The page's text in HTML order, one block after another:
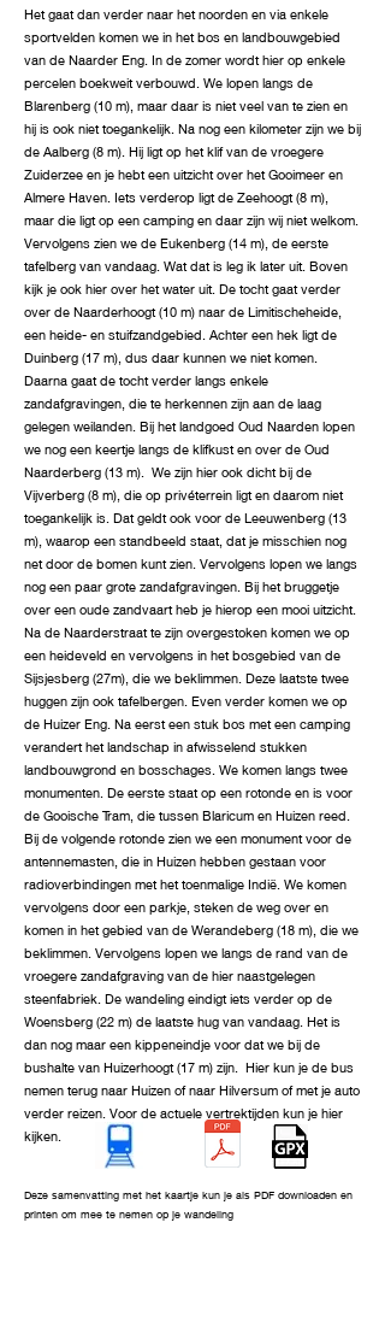
Het gaat dan verder naar het noorden en via enkele
sportvelden komen we in het bos en landbouwgebied
van de Naarder Eng. In de zomer wordt hier op enkele
percelen boekweit verbouwd. We lopen langs de
Blarenberg (10 m), maar daar is niet veel van te zien en
hij is ook niet toegankelijk. Na nog een kilometer zijn we bij
de Aalberg (8 m). Hij ligt op het klif van de vroegere
Zuiderzee en je hebt een uitzicht over het Gooimeer en
Almere Haven. Iets verderop ligt de Zeehoogt (8 m),
maar die ligt op een camping en daar zijn wij niet welkom.
Vervolgens zien we de Eukenberg (14 m), de eerste
tafelberg van vandaag. Wat dat is leg ik later uit. Boven
kijk je ook hier over het water uit. De tocht gaat verder
over de Naarderhoogt (10 m) naar de Limitischeheide,
een heide- en stuifzandgebied. Achter een hek ligt de
Duinberg (17 m), dus daar kunnen we niet komen.
Daarna gaat de tocht verder langs enkele
zandafgravingen, die te herkennen zijn aan de laag
gelegen weilanden. Bij het landgoed Oud Naarden lopen
we nog een keertje langs de klifkust en over de Oud
Naarderberg (13 m). We zijn hier ook dicht bij de
Vijverberg (8 m), die op privéterrein ligt en daarom niet
toegankelijk is. Dat geldt ook voor de Leeuwenberg (13
m), waarop een standbeeld staat, dat je misschien nog
net door de bomen kunt zien. Vervolgens lopen we langs
nog een paar grote zandafgravingen. Bij het bruggetje
over een oude zandvaart heb je hierop een mooi uitzicht.
Na de Naarderstraat te zijn overgestoken komen we op
een heideveld en vervolgens in het bosgebied van de
Sijsjesberg (27m), die we beklimmen. Deze laatste twee
huggen zijn ook tafelbergen. Even verder komen we op
de Huizer Eng. Na eerst een stuk bos met een camping
verandert het landschap in afwisselend stukken
landbouwgrond en bosschages. We komen langs twee
monumenten. De eerste staat op een rotonde en is voor
de Gooische Tram, die tussen Blaricum en Huizen reed.
Bij de volgende rotonde zien we een monument voor de
antennemasten, die in Huizen hebben gestaan voor
radioverbindingen met het toenmalige Indië. We komen
vervolgens door een parkje, steken de weg over en
komen in het gebied van de Werandeberg (18 m), die we
beklimmen. Vervolgens lopen we langs de rand van de
vroegere zandafgraving van de hier naastgelegen
steenfabriek. De wandeling eindigt iets verder op de
Woensberg (22 m) de laatste hug van vandaag. Het is
dan nog maar een kippeneindje voor dat we bij de
bushalte van Huizerhoogt (17 m) zijn. Hier kun je de bus
nemen terug naar Huizen of naar Hilversum of met je auto
verder reizen. Voor de actuele vertrektijden kun je hier
kijken.
Deze samenvatting met het kaartje kun je als PDF downloaden en
printen om mee te nemen op je wandeling